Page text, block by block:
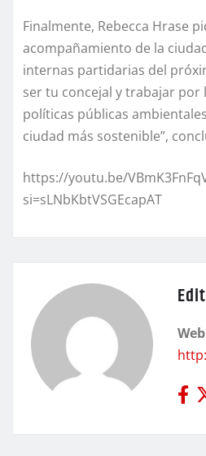
Finalmente, Rebecca Hrase
acompañamiento de la
internas partidarias del
ser tu concejal y trabajar por
políticas públicas
ciudad más sostenible”,
https://youtu.be/
si=sLNbKbtVSGEcapAT